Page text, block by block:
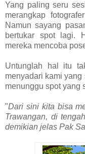
Yang paling seru
merangkap
Namun sayang
bertukar spot lagi.
mereka mencoba
Untunglah hal itu
menyadari kami
menunggu spot yang
"Dari sini kita bisa
Trawangan, di
demikian jelas Pak